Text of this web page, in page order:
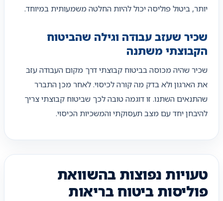
יותר, ביטול פוליסה יכול להיות החלטה משמעותית במיוחד.
שכיר שעזב עבודה וגילה שהביטוח
הקבוצתי משתנה
שכיר שהיה מכוסה בביטוח קבוצתי דרך מקום העבודה עזב
את הארגון ולא בדק מה קורה לכיסוי. לאחר מכן התברר
שהתנאים השתנו. זו דוגמה טובה לכך שביטוח קבוצתי צריך
להיבחן יחד עם מצב תעסוקתי והמשכיות הכיסוי.
טעויות נפוצות בהשוואת
פוליסות ביטוח בריאות